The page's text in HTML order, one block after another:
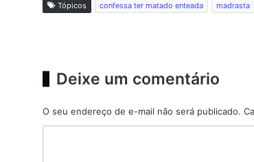
Tópicos confessa ter matado enteada madrasta
Deixe um comentário
O seu endereço de e-mail não será publicado.